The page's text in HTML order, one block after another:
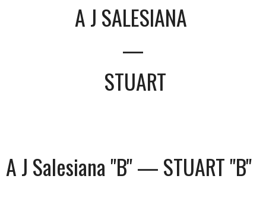
A J SALESIANA
—
STUART
A J Salesiana "B" — STUART "B"